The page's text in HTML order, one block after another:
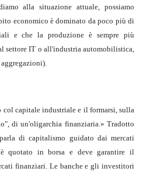
alla situazione attuale, possiamo
economico è dominato da poco più di
e che la produzione è sempre più
settore IT o all'industria automobilistica,
col capitale industriale e il formarsi, sulla
di un'oligarchia finanziaria.» Tradotto
di capitalismo guidato dai mercati
quotato in borsa e deve garantire il
finanziari. Le banche e gli investitori